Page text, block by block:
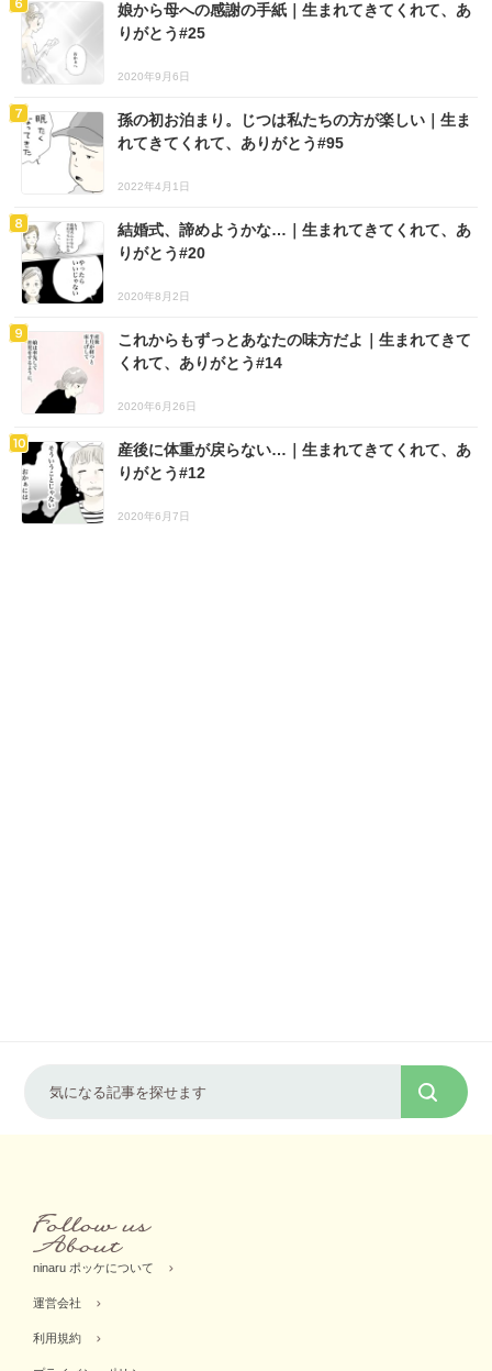
娘から母への感謝の手紙｜生まれてきてくれて、あ
りがとう#25
2020年9月6日
孫の初お泊まり。じつは私たちの方が楽しい｜生ま
れてきてくれて、ありがとう#95
2022年4月1日
結婚式、諦めようかな…｜生まれてきてくれて、あ
りがとう#20
2020年8月2日
これからもずっとあなたの味方だよ｜生まれてきて
くれて、ありがとう#14
2020年6月26日
産後に体重が戻らない…｜生まれてきてくれて、あ
りがとう#12
2020年6月7日
ninaru ポッケについて
運営会社
利用規約